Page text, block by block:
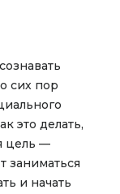
сих пор
это делать,
цель —
заниматься
и начать